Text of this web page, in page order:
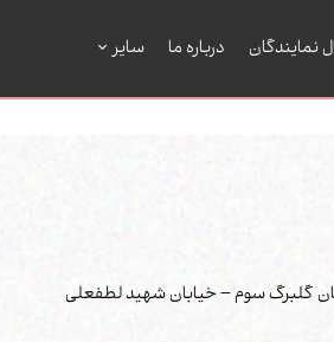
نمایندگان درباره ما سایر
گلبرگ سوم – خیابان شهید لطفعلی